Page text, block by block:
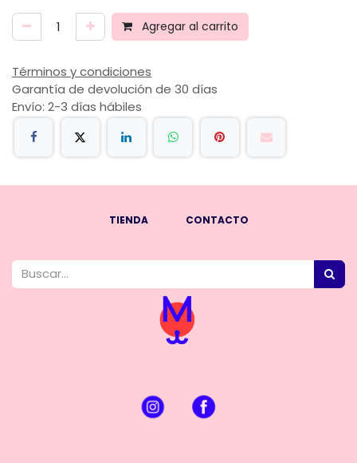
Agregar al carrito
Términos y condiciones
Garantía de devolución de 30 días
Envío: 2-3 días hábiles
TIENDA CONTACTO